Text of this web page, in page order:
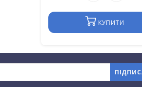
КУПИТИ